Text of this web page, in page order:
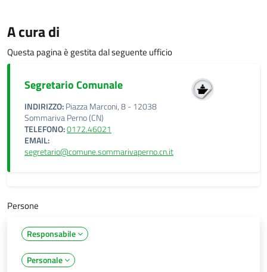
A cura di
Questa pagina è gestita dal seguente ufficio
Segretario Comunale
INDIRIZZO:Piazza Marconi, 8 - 12038
Sommariva Perno (CN)
TELEFONO:0172.46021
EMAIL:
segretario@comune.sommarivaperno.cn.it
Persone
Responsabile
Personale